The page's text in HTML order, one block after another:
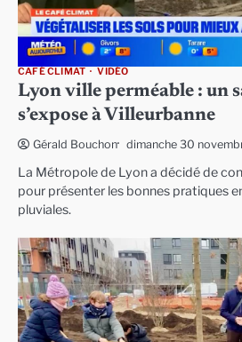
CAFÉ CLIMAT VIDÉO
Lyon ville perméable : un
s’expose à Villeurbanne
Gérald Bouchon dimanche 30
La Métropole de Lyon a décidé de
pour présenter les bonnes pratiques
pluviales.